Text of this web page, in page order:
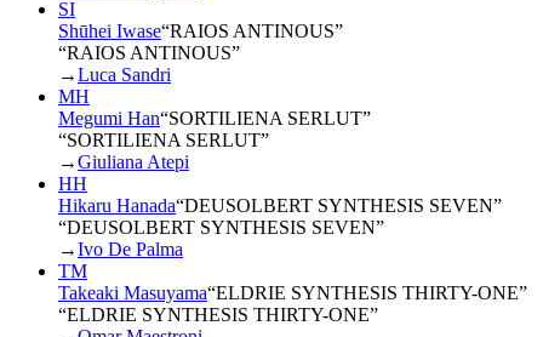
SI
Shūhei Iwase“RAIOS ANTINOUS”
“RAIOS ANTINOUS”
→Luca Sandri
MH
Megumi Han“SORTILIENA SERLUT”
“SORTILIENA SERLUT”
→Giuliana Atepi
HH
Hikaru Hanada“DEUSOLBERT SYNTHESIS SEVEN”
“DEUSOLBERT SYNTHESIS SEVEN”
→Ivo De Palma
TM
Takeaki Masuyama“ELDRIE SYNTHESIS THIRTY-ONE”
“ELDRIE SYNTHESIS THIRTY-ONE”